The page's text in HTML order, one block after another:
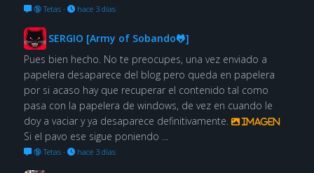
🔞 Tetas· hace 3 días
SERGIO [Army of Sobando🐸]
Pues bien hecho. No te preocupes, una vez enviado a
papelera desaparece del blog pero queda en papelera
por si acaso hay que recuperar el contenido tal como
pasa con la papelera de windows, de vez en cuando le
doy a vaciar y ya desaparece definitivamente.
Imagen
Si el pavo ese sigue poniendo ...
🔞 Tetas· hace 3 días